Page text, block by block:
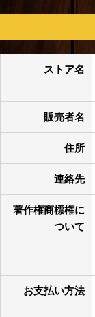
ストア名
販売者名
住所
連絡先
著作権商標権に
ついて
お支払い方法